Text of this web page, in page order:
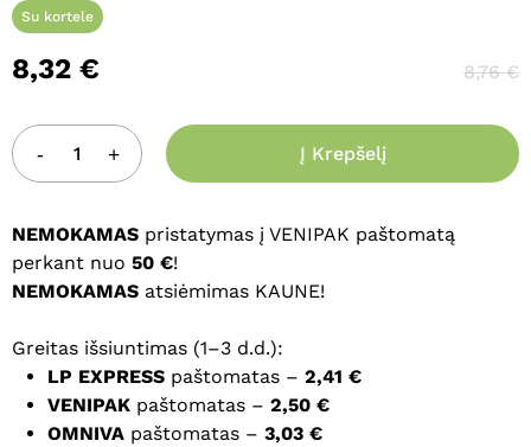
Su kortele
8,32 € 8,76€
Į Krepšelį
NEMOKAMAS pristatymas į VENIPAK paštomatą
perkant nuo 50 €!
NEMOKAMAS atsiėmimas KAUNE!
Greitas išsiuntimas (1–3 d.d.):
LP EXPRESS paštomatas – 2,41 €
VENIPAK paštomatas – 2,50 €
OMNIVA paštomatas – 3,03 €
įvesti iš naujo, kai kitą kartą vėl norėsiu
parašyti komentarą.